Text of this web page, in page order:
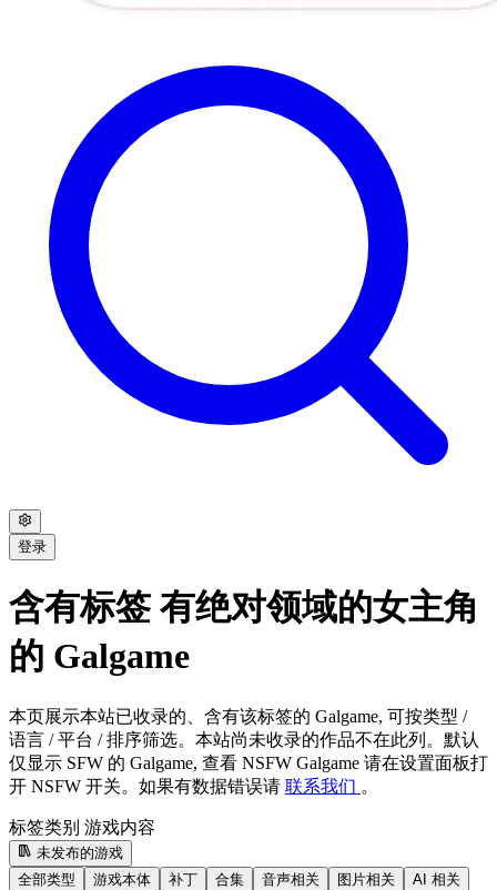
登录
含有标签 有绝对领域的女主角
的 Galgame
本页展示本站已收录的、含有该标签的 Galgame, 可按类型 /
语言 / 平台 / 排序筛选。本站尚未收录的作品不在此列。默认
仅显示 SFW 的 Galgame, 查看 NSFW Galgame 请在设置面板打
开 NSFW 开关。如果有数据错误请 联系我们 。
标签类别 游戏内容
未发布的游戏
全部类型
游戏本体 补丁 合集 音声相关 图片相关
AI 相关